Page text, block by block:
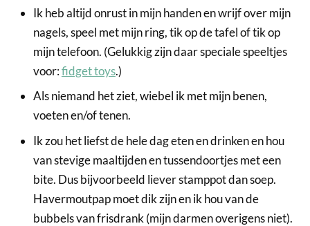
Ik heb altijd onrust in mijn handen en wrijf over mijn
nagels, speel met mijn ring, tik op de tafel of tik op
mijn telefoon. (Gelukkig zijn daar speciale speeltjes
voor:fidget toys.)
Als niemand het ziet, wiebel ik met mijn benen,
voeten en/of tenen.
Ik zou het liefst de hele dag eten en drinken en hou
van stevige maaltijden en tussendoortjes met een
bite. Dus bijvoorbeeld liever stamppot dan soep.
Havermoutpap moet dik zijn en ik hou van de
bubbels van frisdrank (mijn darmen overigens niet).